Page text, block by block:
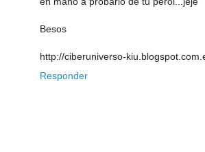
Besos
http://ciberuniverso-
Responder